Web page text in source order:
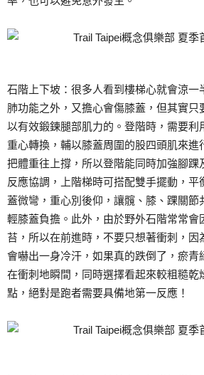
石階上下坡：很多人看到樓梯心就會涼一
肺功能之外，又擔心會傷膝蓋，但其實只
以有效鍛鍊腿部肌力的。登階時，需要利
重心轉換，輔以膝蓋周圍的股四頭肌來進
把體重往上撐，所以登階能同時加強腳踝
反應協調，上階梯時可搭配雙手擺動，平
蓋微彎，重心別後仰，讓髖、膝、踝關節
輕膝蓋負擔。此外，由於野外石階常常會
苔，所以在前進時，不要只想著衝刺，因
會嚇出一身冷汗，如果真的跌倒了，瘀青
在衝刺地瞬間，同時選擇看起來較粗糙乾
點，絕對是跑者需要具備地第一反應！